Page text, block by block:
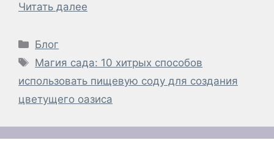
Читать далее
Рубрики
Блог
Метки
Магия сада: 10 хитрых способов
использовать пищевую соду для создания
цветущего оазиса